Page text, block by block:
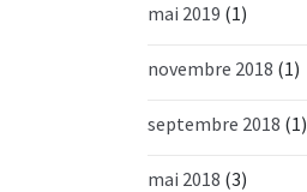
mai 2019 (1)
novembre 2018 (1)
septembre 2018 (1)
mai 2018 (3)